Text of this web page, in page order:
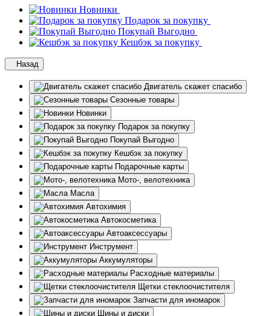
Новинки
Подарок за покупку
Покупай Выгодно
Кешбэк за покупку
Назад
Двигатель скажет спасибо
Сезонные товары
Новинки
Подарок за покупку
Покупай Выгодно
Кешбэк за покупку
Подарочные карты
Мото-, велотехника
Масла
Автохимия
Автокосметика
Автоаксессуары
Инструмент
Аккумуляторы
Расходные материалы
Щетки стеклоочистителя
Запчасти для иномарок
Шины и диски